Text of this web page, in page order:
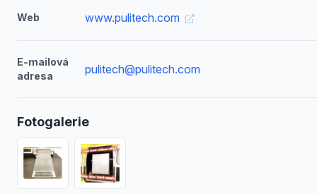
Web www.pulitech.com
E-mailová
adresa
pulitech@pulitech.com
Fotogalerie